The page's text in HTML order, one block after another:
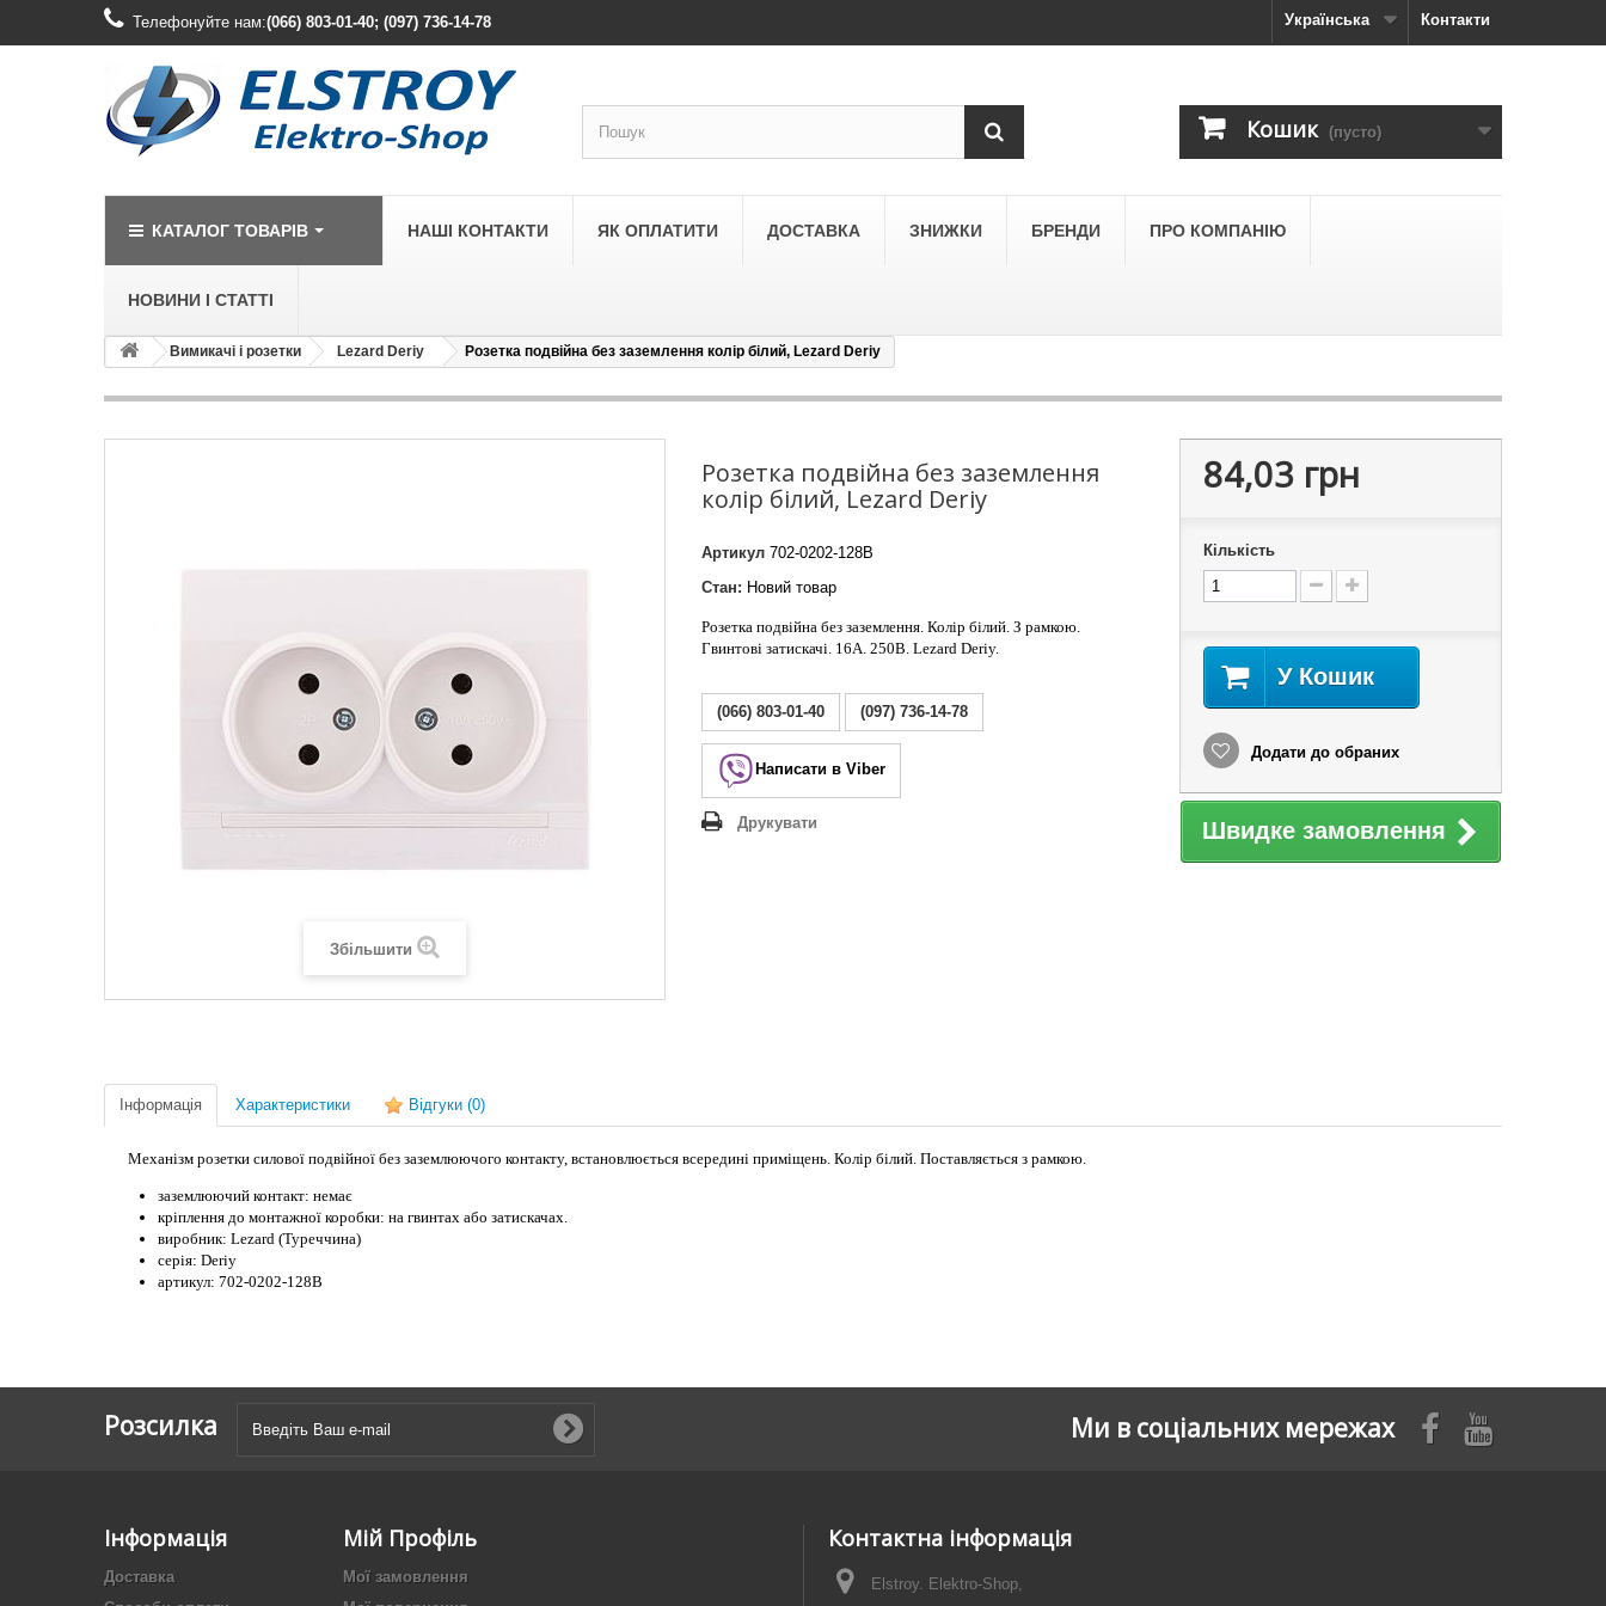
Контакти
Телефонуйте нам:(066) 803-01-40; (097) 736-14-78 Українська
Кошик (пусто)
КАТАЛОГ ТОВАРІВ
LEGRAND
Legrand Valena Life
LEGRAND
LEZARD
Lezard Deriy
НАШІ КОНТАКТИ ЯК ОПЛАТИТИ ДОСТАВКА ЗНИЖКИ БРЕНДИ ПРО КОМПАНІЮ
НОВИНИ І СТАТТІ
Вимикачі і розетки Lezard Deriy Розетка подвійна без заземлення колір білий, Lezard Deriy
Збільшити
Розетка подвійна без заземлення
колір білий, Lezard Deriy
Артикул 702-0202-128B
Стан: Новий товар
Розетка подвійна без заземлення. Колір білий. З рамкою.
Гвинтові затискачі. 16А. 250В. Lezard Deriy.
(066) 803-01-40 (097) 736-14-78
Написати в Viber
Друкувати
84,03 грн
Кількість
У Кошик
Додати до обраних
Швидке замовлення
Інформація Характеристики Відгуки (0)
Механізм розетки силової подвійної без заземлюючого контакту, встановлюється всередині приміщень. Колір білий. Поставляється з рамкою.
заземлюючий контакт: немає
кріплення до монтажної коробки: на гвинтах або затискачах.
виробник: Lezard (Туреччина)
серія: Deriy
артикул: 702-0202-128B
Розсилка Ми в соціальних мережах
Інформація
Доставка
Мій Профіль
Мої замовлення
Контактна інформація
Elstroy. Elektro-Shop,